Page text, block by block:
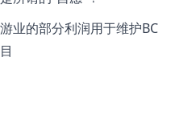
业的部分利润用于维护BC